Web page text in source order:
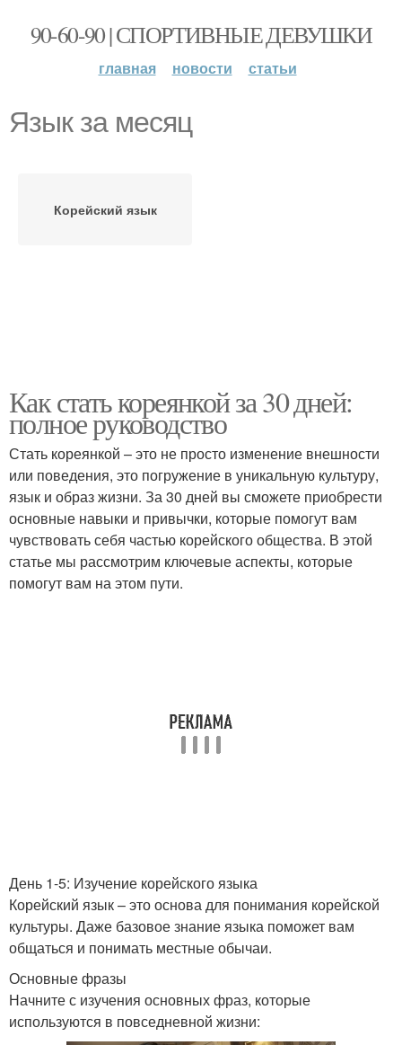
90-60-90 | СПОРТИВНЫЕ ДЕВУШКИ
главная новости статьи
Язык за месяц
Корейский язык
Как стать кореянкой за 30 дней:
полное руководство
Стать кореянкой – это не просто изменение внешности
или поведения, это погружение в уникальную культуру,
язык и образ жизни. За 30 дней вы сможете приобрести
основные навыки и привычки, которые помогут вам
чувствовать себя частью корейского общества. В этой
статье мы рассмотрим ключевые аспекты, которые
помогут вам на этом пути.
День 1-5: Изучение корейского языка
Корейский язык – это основа для понимания корейской
культуры. Даже базовое знание языка поможет вам
общаться и понимать местные обычаи.
Основные фразы
Начните с изучения основных фраз, которые
используются в повседневной жизни: